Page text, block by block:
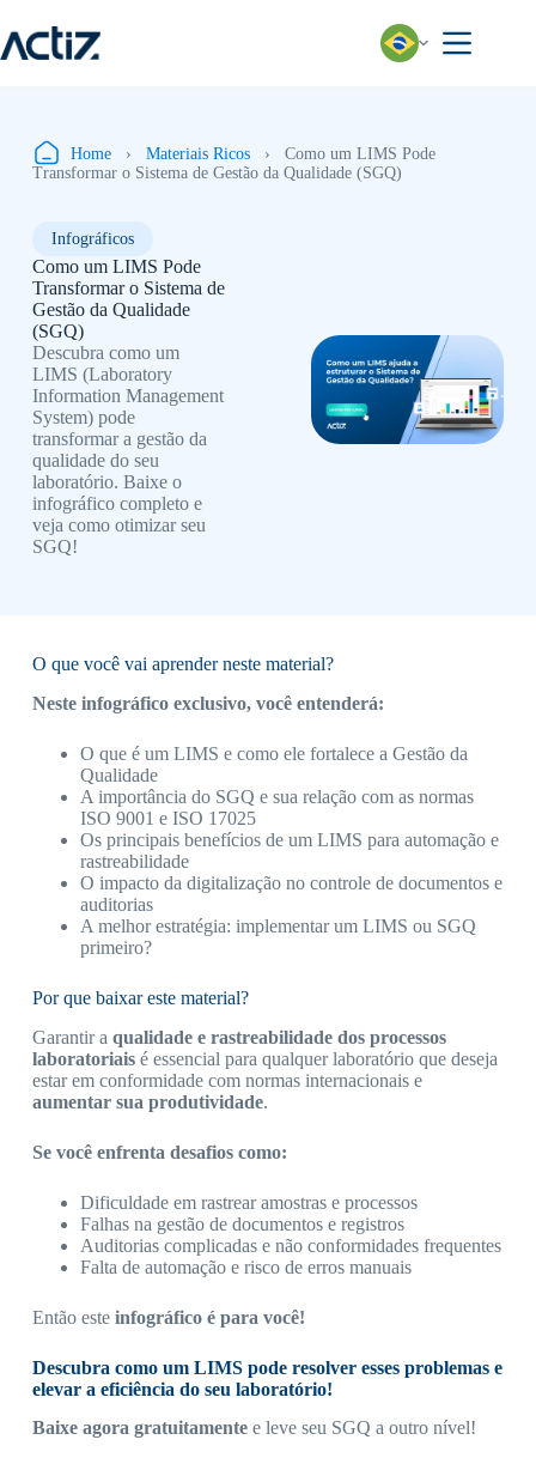
para
o
Home › Materiais Ricos ›
Como um LIMS Pode
Transformar o Sistema de Gestão da Qualidade (SGQ)
Infográficos
Como um LIMS Pode
Transformar o Sistema de
Gestão da Qualidade
(SGQ)
Descubra como um
LIMS (Laboratory
Information Management
System) pode
transformar a gestão da
qualidade do seu
laboratório. Baixe o
infográfico completo e
veja como otimizar seu
SGQ!
O que você vai aprender neste material?
Neste infográfico exclusivo, você entenderá:
O que é um LIMS e como ele fortalece a Gestão da
Qualidade
A importância do SGQ e sua relação com as normas
ISO 9001 e ISO 17025
Os principais benefícios de um LIMS para automação e
rastreabilidade
O impacto da digitalização no controle de documentos e
auditorias
A melhor estratégia: implementar um LIMS ou SGQ
primeiro?
Por que baixar este material?
Garantir a qualidade e rastreabilidade dos processos
laboratoriaisé essencial para qualquer laboratório que deseja
estar em conformidade com normas internacionais e
aumentar sua produtividade.
Se você enfrenta desafios como:
Dificuldade em rastrear amostras e processos
Falhas na gestão de documentos e registros
Auditorias complicadas e não conformidades frequentes
Falta de automação e risco de erros manuais
Então este infográfico é para você!
Descubra como um LIMS pode resolver esses problemas e
elevar a eficiência do seu laboratório!
Baixe agora gratuitamente e leve seu SGQ a outro nível!